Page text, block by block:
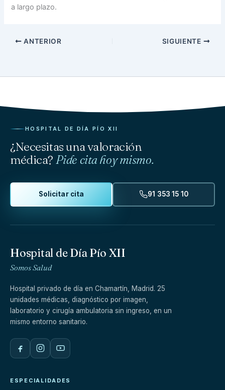
a largo plazo.
ANTERIOR SIGUIENTE
HOSPITAL DE DÍA PÍO XII
¿Necesitas una valoración
médica? Pide cita hoy mismo.
Solicitar cita 91 353 15 10
Hospital de Día Pío XII
Somos Salud
Hospital privado de día en Chamartín, Madrid. 25
unidades médicas, diagnóstico por imagen,
laboratorio y cirugía ambulatoria sin ingreso, en un
mismo entorno sanitario.
ESPECIALIDADES